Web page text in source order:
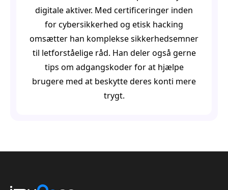
digitale aktiver. Med certificeringer inden
for cybersikkerhed og etisk hacking
omsætter han komplekse sikkerhedsemner
til letforståelige råd. Han deler også gerne
tips om adgangskoder for at hjælpe
brugere med at beskytte deres konti mere
trygt.